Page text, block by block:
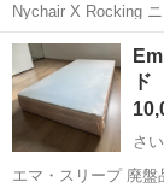
Nychair X Rocking ニーチェア エッ
チュラル×ブルー 自宅で使用しておりました。 状態は良いかと思いま
すが、写真4,5枚目
解...
埼玉 さいたま市
さ
エマ・スリープ 廃盤